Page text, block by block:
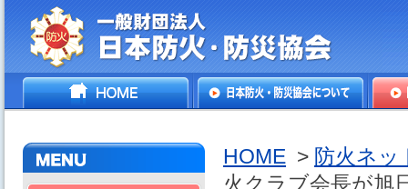
一般財団法人日本防火・防
HOME
HOME > 防火ネッ
火クラブ会長が旭